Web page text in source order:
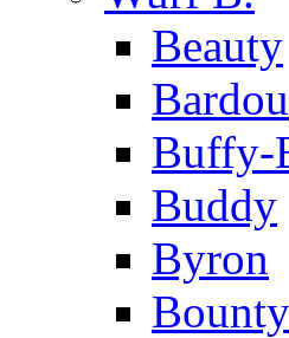
Beauty
Bardou
Buffy-
Buddy
Byron
Bounty